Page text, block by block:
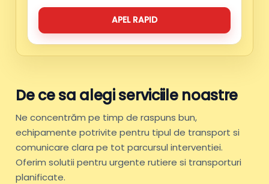
APEL RAPID
De ce sa alegi serviciile noastre
Ne concentrăm pe timp de raspuns bun,
echipamente potrivite pentru tipul de transport si
comunicare clara pe tot parcursul interventiei.
Oferim solutii pentru urgente rutiere si transporturi
planificate.